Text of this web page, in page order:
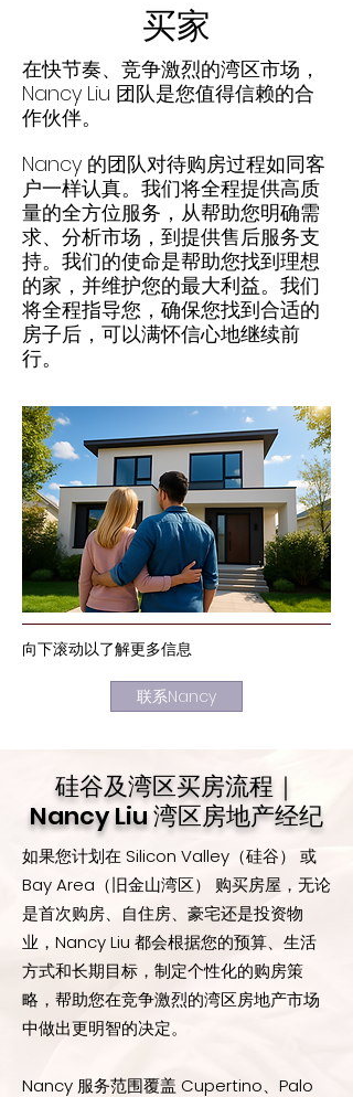
买家
在快节奏、竞争激烈的湾区市场，
Nancy Liu 团队是您值得信赖的合
作伙伴。
Nancy 的团队对待购房过程如同客
户一样认真。我们将全程提供高质
量的全方位服务，从帮助您明确需
求、分析市场，到提供售后服务支
持。我们的使命是帮助您找到理想
的家，并维护您的最大利益。我们
将全程指导您，确保您找到合适的
房子后，可以满怀信心地继续前
行。
向下滚动以了解更多信息
联系Nancy
硅谷及湾区买房流程｜
Nancy Liu 湾区房地产经纪
如果您计划在 Silicon Valley（硅谷） 或
Bay Area（旧金山湾区） 购买房屋，无论
是首次购房、自住房、豪宅还是投资物
业，Nancy Liu 都会根据您的预算、生活
方式和长期目标，制定个性化的购房策
略，帮助您在竞争激烈的湾区房地产市场
中做出更明智的决定。
Nancy 服务范围覆盖 Cupertino、Palo